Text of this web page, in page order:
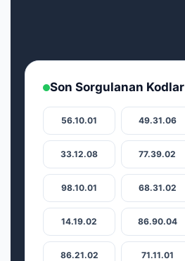
Son Sorgulanan Kodlar
56.10.01 49.31.06
33.12.08 77.39.02
98.10.01 68.31.02
14.19.02 86.90.04
86.21.02 71.11.01